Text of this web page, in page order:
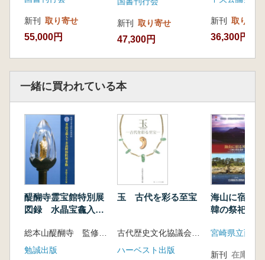
新刊 取り寄せ
55,000円
新刊 取り寄せ
47,300円
新刊 取り寄せ
36,300円
一緒に買われている本
醍醐寺霊宝館特別展
図録 水晶宝龕入り
晶中の小宇宙
勉誠出版
玉 古代を彩る至宝
ハーベスト出版
海山に宿る
韓の祭祀遺跡
新刊 在庫なし